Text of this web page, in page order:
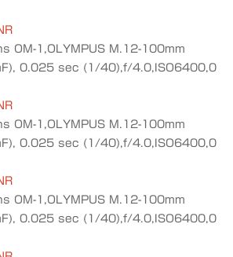
OM-1,OLYMPUS M.12-100mm
0.025 sec (1/40),f/4.0,ISO6400,0
OM-1,OLYMPUS M.12-100mm
0.025 sec (1/40),f/4.0,ISO6400,0
OM-1,OLYMPUS M.12-100mm
0.025 sec (1/40),f/4.0,ISO6400,0